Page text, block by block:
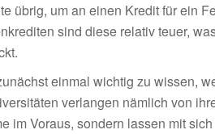
übrig, um an einen Kredit für ein
sind diese relativ teuer,
einmal wichtig zu wissen,
verlangen nämlich von
im Voraus, sondern lassen mit